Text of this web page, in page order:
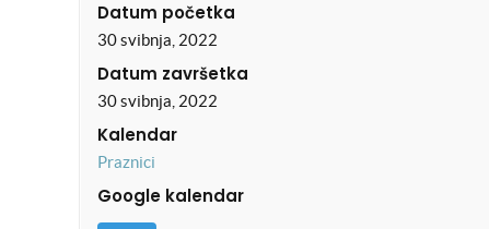
Datum početka
30 svibnja, 2022
Datum završetka
30 svibnja, 2022
Kalendar
Praznici
Google kalendar